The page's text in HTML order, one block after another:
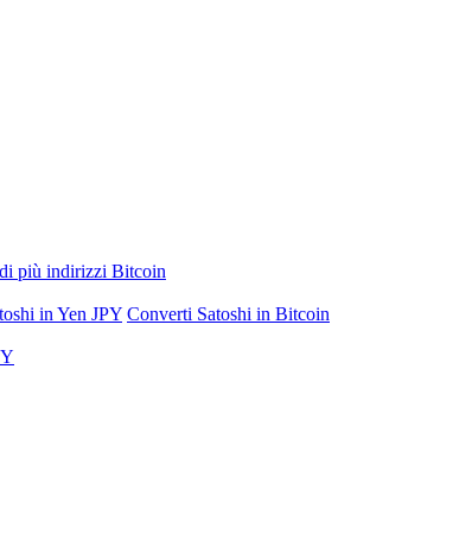
più indirizzi Bitcoin
in Yen JPY Converti Satoshi in Bitcoin